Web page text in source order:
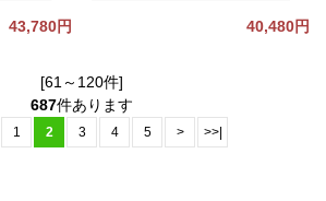
43,780円
40,480円
[61～120件]
687件あります
1 2 3 4 5 > >>|